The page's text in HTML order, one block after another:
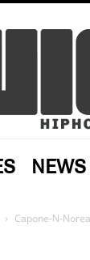
NEWS
Capone-N-